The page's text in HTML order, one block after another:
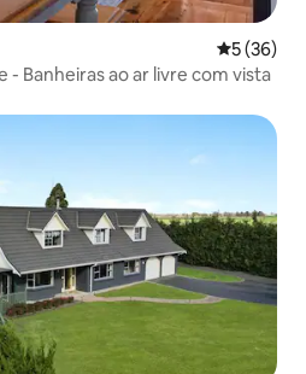
5 de uma
5 (36)
Banheiras ao ar livre com vista